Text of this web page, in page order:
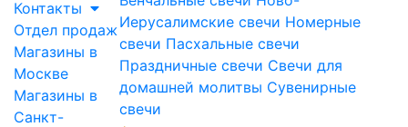
Контакты
Отдел продаж
Магазины в
Москве
Магазины в
Санкт-
Иерусалимские свечи Номерные
свечи Пасхальные свечи
Праздничные свечи Свечи для
домашней молитвы Сувенирные
свечи